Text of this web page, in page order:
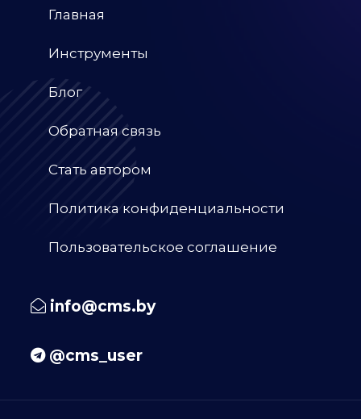
Главная
Инструменты
Блог
Обратная связь
Стать автором
Политика конфиденциальности
Пользовательское соглашение
info@cms.by
@cms_user